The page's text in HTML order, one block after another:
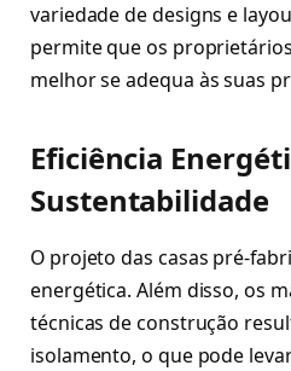
variedade de designs e
permite que os
melhor se adequa às suas
Eficiência
Sustentabilidade
O projeto das casas pré-
energética. Além disso, os
técnicas de construção
isolamento, o que pode